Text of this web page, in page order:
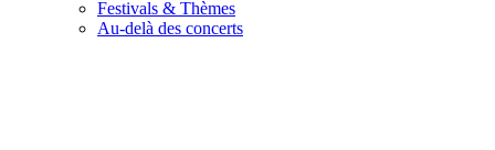
Festivals & Thèmes
Au-delà des concerts